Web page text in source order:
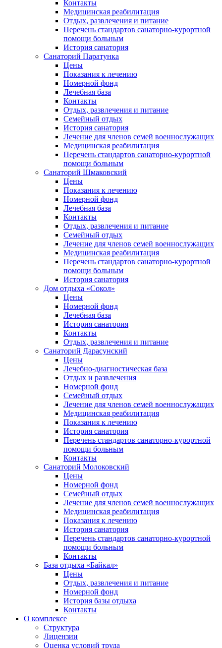
Контакты
Медицинская реабилитация
Отдых, развлечения и питание
Перечень стандартов санаторно-курортной
помощи больным
История санатория
Санаторий Паратунка
Цены
Показания к лечению
Номерной фонд
Лечебная база
Контакты
Отдых, развлечения и питание
Семейный отдых
История санатория
Лечение для членов семей военнослужащих
Медицинская реабилитация
Перечень стандартов санаторно-курортной
помощи больным
Санаторий Шмаковский
Цены
Показания к лечению
Номерной фонд
Лечебная база
Контакты
Отдых, развлечения и питание
Семейный отдых
Лечение для членов семей военнослужащих
Медицинская реабилитация
Перечень стандартов санаторно-курортной
помощи больным
История санатория
Дом отдыха «Сокол»
Цены
Номерной фонд
Лечебная база
История санатория
Контакты
Отдых, развлечения и питание
Санаторий Дарасунский
Цены
Лечебно-диагностическая база
Отдых и развлечения
Номерной фонд
Семейный отдых
Лечение для членов семей военнослужащих
Медицинская реабилитация
Показания к лечению
История санатория
Перечень стандартов санаторно-курортной
помощи больным
Контакты
Санаторий Молоковский
Цены
Номерной фонд
Семейный отдых
Лечение для членов семей военнослужащих
Медицинская реабилитация
Показания к лечению
История санатория
Перечень стандартов санаторно-курортной
помощи больным
Контакты
База отдыха «Байкал»
Цены
Отдых, развлечения и питание
Номерной фонд
История базы отдыха
Контакты
О комплексе
Структура
Лицензии
Оценка условий труда